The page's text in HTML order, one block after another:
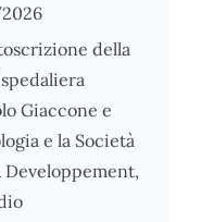
della
Giaccone e
e la Società